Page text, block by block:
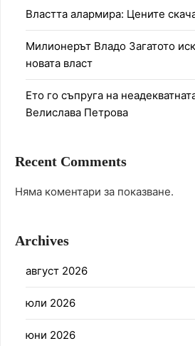
Властта алармира: Цените
Милионерът Владо Загатото
новата власт
Ето го съпруга на
Велислава Петрова
Recent Comments
Няма коментари за показване.
Archives
август 2026
юли 2026
юни 2026